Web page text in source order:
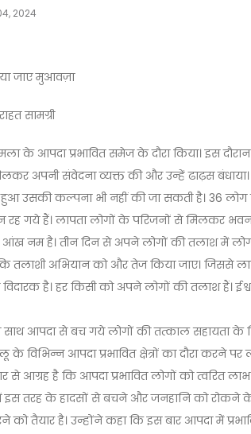
2024
जाए मुआवज़ा
सामग्री
के आपदा प्रभावित समेज के दौरा किया। इस
अपनी संवेदना व्यक्त की और उन्हें ढाढ़स
उसकी कल्पना भी नहीं की जा सकती है। 36 लोग
रह गये हैं। लापता लोगों के परिजनों से मिलकर
आंख नम है। तीन दिन से अपने लोगों की तलाश में
तलाशी अभियान को और तेज किया जाए। जिससे
है। हर किसी को अपने लोगों की तलाश हैं। ईश्वर
साथ आपदा से बच गये लोगों की तत्काल सहायता के
आपदा प्रभावित क्षेत्रों का दौरा करने पर
आग्रह है कि आपदा प्रभावित लोगों को त्वरित
इस तरह के हादसों से बचने और जनहानि को
तैयार है। उन्होंने कहा कि इस बार आपदा में